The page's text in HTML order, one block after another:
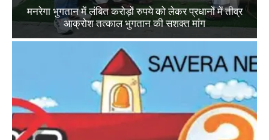
मनरेगा भुगतान में लंबित करोड़ों रुपये को लेकर प्रधानों में तीव्र
आक्रोश तत्काल भुगतान की सशक्त मांग